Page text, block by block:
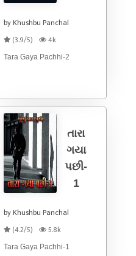
by Khushbu Panchal
(3.9/5)
4k
Tara Gaya Pachhi-2
તારા
ગયા
પછી-
1
by Khushbu Panchal
(4.2/5)
5.8k
Tara Gaya Pachhi-1